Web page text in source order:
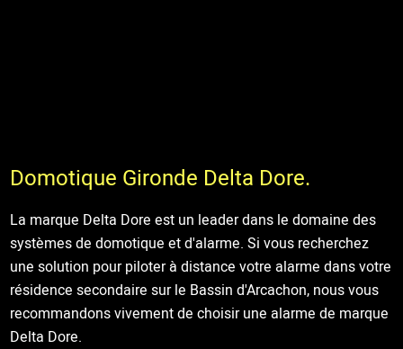
Domotique Gironde Delta Dore.
La marque Delta Dore est un leader dans le domaine des
systèmes de domotique et d'alarme. Si vous recherchez
une solution pour piloter à distance votre alarme dans votre
résidence secondaire sur le Bassin d'Arcachon, nous vous
recommandons vivement de choisir une alarme de marque
Delta Dore.